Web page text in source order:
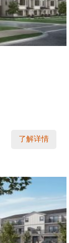
了解详情